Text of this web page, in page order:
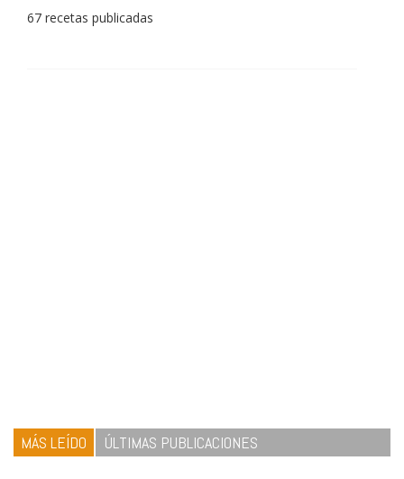
con un toque diferente
MÁS LEÍDO ÚLTIMAS PUBLICACIONES